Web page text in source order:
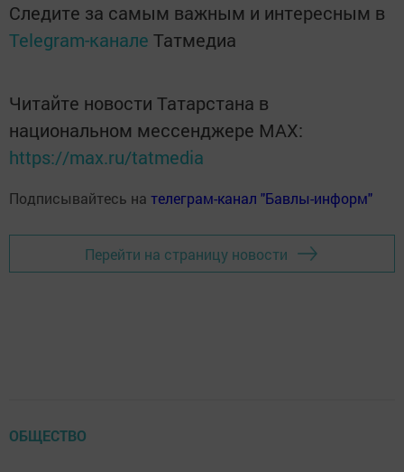
Следите за самым важным и интересным в
Telegram-канале Татмедиа
Читайте новости Татарстана в
национальном мессенджере MАХ:
https://max.ru/tatmedia
Подписывайтесь на телеграм-канал "Бавлы-информ"
Перейти на страницу новости
ОБЩЕСТВО